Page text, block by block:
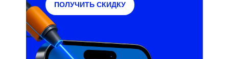
ПОЛУЧИТЬ СКИДКУ